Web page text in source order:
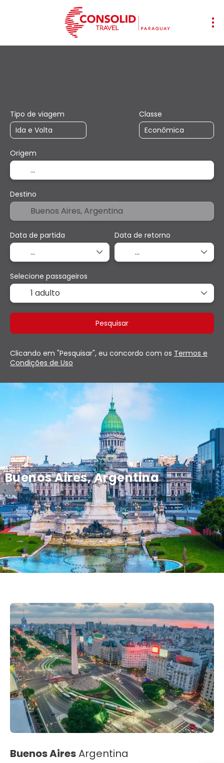
Buenos Aires, Argentina
Tipo de viagem Classe
Origem
Destino
Data de partida Data de retorno
Selecione passageiros
1 adulto
Pesquisar
Clicando em "Pesquisar", eu concordo com os Termos e
Condições de Uso
Buenos AiresArgentina